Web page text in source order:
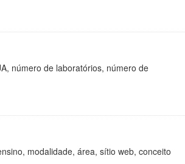
número de laboratórios, número de
modalidade, área, sítio web, conceito